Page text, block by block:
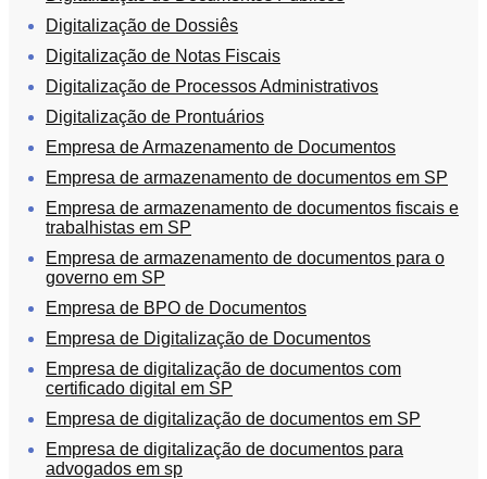
Digitalização de Dossiês
Digitalização de Notas Fiscais
Digitalização de Processos Administrativos
Digitalização de Prontuários
Empresa de Armazenamento de Documentos
Empresa de armazenamento de documentos em SP
Empresa de armazenamento de documentos fiscais e
trabalhistas em SP
Empresa de armazenamento de documentos para o
governo em SP
Empresa de BPO de Documentos
Empresa de Digitalização de Documentos
Empresa de digitalização de documentos com
certificado digital em SP
Empresa de digitalização de documentos em SP
Empresa de digitalização de documentos para
advogados em sp